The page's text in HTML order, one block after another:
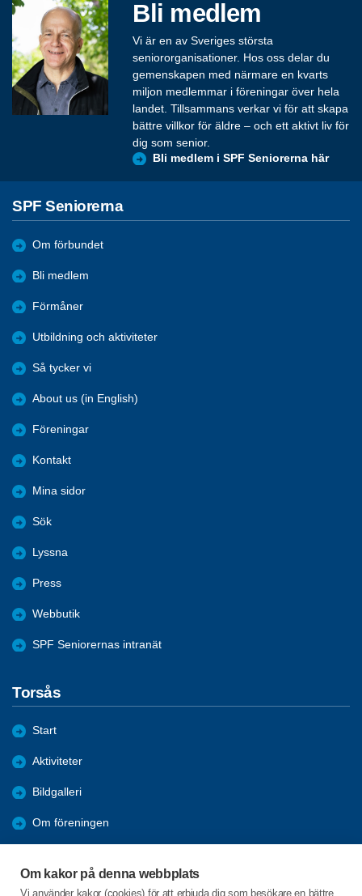
Om kakor på denna webbplats
Vi använder kakor (cookies) för att erbjuda dig som besökare en bättre
Bli medlem
Vi är en av Sveriges största
seniororganisationer. Hos oss delar du
gemenskapen med närmare en kvarts
miljon medlemmar i föreningar över hela
landet. Tillsammans verkar vi för att skapa
bättre villkor för äldre – och ett aktivt liv för
dig som senior.
Bli medlem i SPF Seniorerna här
SPF Seniorerna
Om förbundet
Bli medlem
Förmåner
Utbildning och aktiviteter
Så tycker vi
About us (in English)
Föreningar
Kontakt
Mina sidor
Sök
Lyssna
Press
Webbutik
SPF Seniorernas intranät
Torsås
Start
Aktiviteter
Bildgalleri
Om föreningen
Bli medlem